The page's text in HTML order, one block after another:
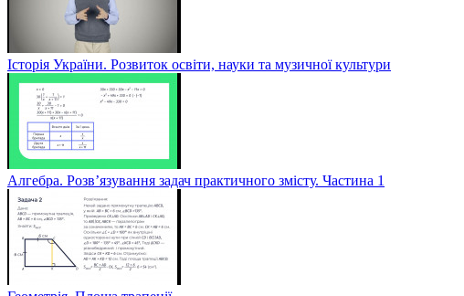
Історія України. Розвиток освіти, науки та музичної культури
Алгебра. Розв’язування задач практичного змісту. Частина 1